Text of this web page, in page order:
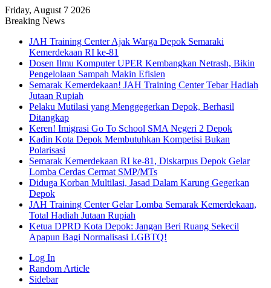
Friday, August 7 2026
Breaking News
JAH Training Center Ajak Warga Depok Semaraki
Kemerdekaan RI ke-81
Dosen Ilmu Komputer UPER Kembangkan Netrash, Bikin
Pengelolaan Sampah Makin Efisien
Semarak Kemerdekaan! JAH Training Center Tebar Hadiah
Jutaan Rupiah
Pelaku Mutilasi yang Menggegerkan Depok, Berhasil
Ditangkap
Keren! Imigrasi Go To School SMA Negeri 2 Depok
Kadin Kota Depok Membutuhkan Kompetisi Bukan
Polarisasi
Semarak Kemerdekaan RI ke-81, Diskarpus Depok Gelar
Lomba Cerdas Cermat SMP/MTs
Diduga Korban Multilasi, Jasad Dalam Karung Gegerkan
Depok
JAH Training Center Gelar Lomba Semarak Kemerdekaan,
Total Hadiah Jutaan Rupiah
Ketua DPRD Kota Depok: Jangan Beri Ruang Sekecil
Apapun Bagi Normalisasi LGBTQ!
Log In
Random Article
Sidebar